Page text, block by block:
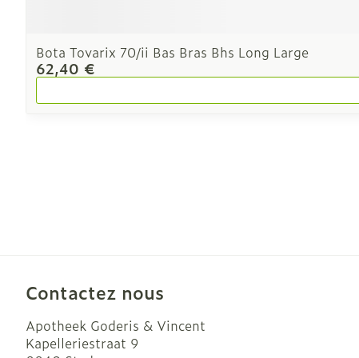
Bota Tovarix 70/ii Bas Bras Bhs Long Large
62,40 €
Contactez nous
Apotheek Goderis & Vincent
Kapelleriestraat 9